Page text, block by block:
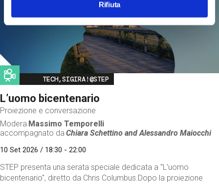
Rifiuta
Image
TECH,SIGIRA!@STEP
L’uomo bicentenario
Proiezione e conversazione
Modera Massimo Temporelli
accompagnato da Chiara Schettino andAlessandro Maiocchi
10 Set 2026 / 18:30 - 22:00
STEP presenta una serata speciale dedicata a "L’uomo
bicentenario", diretto da Chris Columbus.Dopo la proiezione